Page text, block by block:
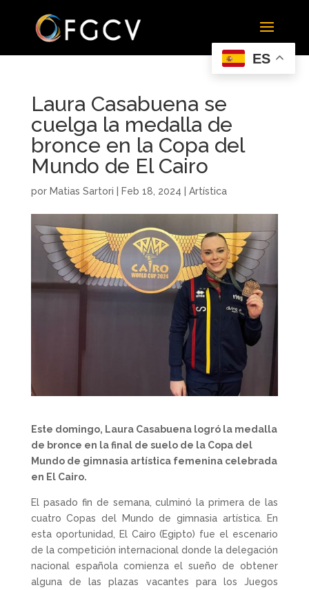
Laura Casabuena se
cuelga la medalla de
bronce en la Copa del
Mundo de El Cairo
por Matias Sartori Feb 18, 2024 Artística
Este domingo, Laura Casabuena logró la medalla
de bronce en la final de suelo de la Copa del
Mundo de gimnasia artística femenina celebrada
en El Cairo.
El pasado fin de semana, culminó la primera de las
cuatro Copas del Mundo de gimnasia artística. En
esta oportunidad, El Cairo (Egipto) fue el escenario
de la competición internacional donde la delegación
nacional española comienza el sueño de obtener
alguna de las plazas vacantes para los Juegos
ES